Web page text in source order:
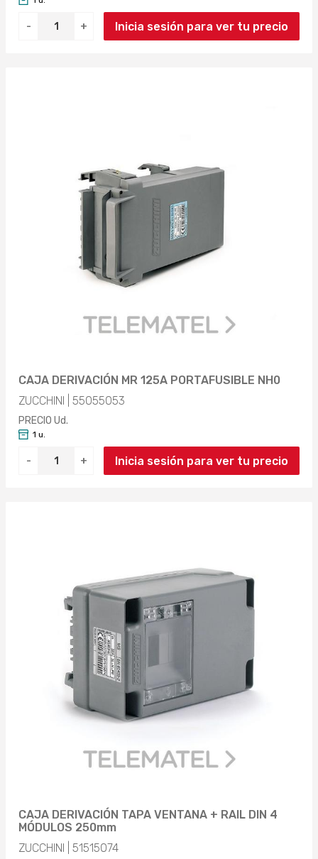
- + Inicia sesión para ver tu precio
CAJA DERIVACIÓN MR 125A PORTAFUSIBLE NH0
ZUCCHINI | 55055053
PRECIO Ud.
- +
1 u.
Inicia sesión para ver tu precio
CAJA DERIVACIÓN TAPA VENTANA + RAIL DIN 4
MÓDULOS 250mm
ZUCCHINI | 51515074